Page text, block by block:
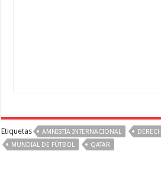
Etiquetas AMNISTÍA INTERNACIONAL
MUNDIAL DE FÚTBOL
QATAR